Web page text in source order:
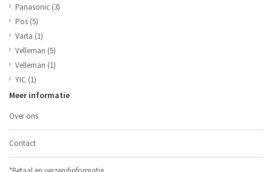
Panasonic (3)
Pos (5)
Varta (1)
Velleman (5)
Velleman (1)
YIC (1)
Meer informatie
Over ons
Contact